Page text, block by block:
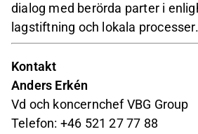
dialog med berörda parter i
lagstiftning och lokala processer.
Kontakt
Anders Erkén
Vd och koncernchef VBG Group
Telefon: +46 521 27 77 88